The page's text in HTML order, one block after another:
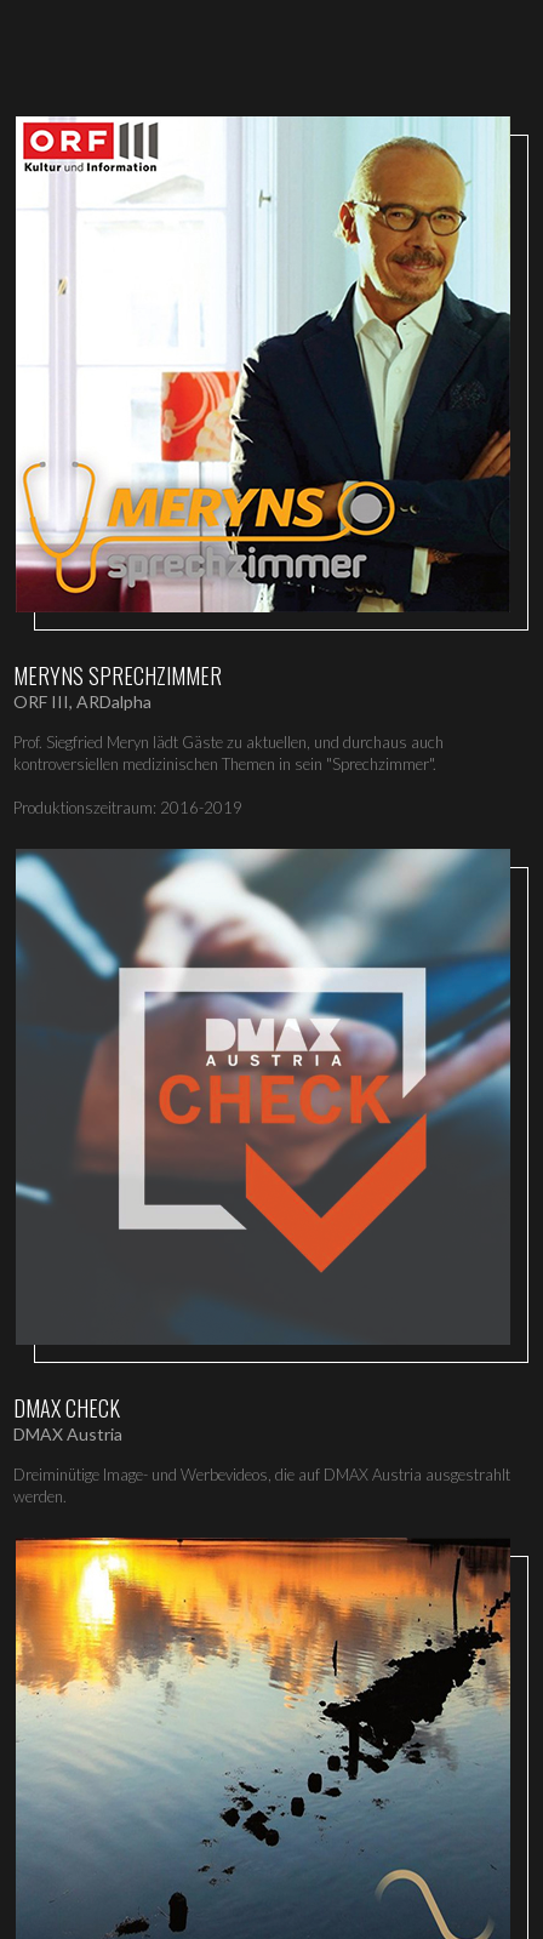
MERYNS SPRECHZIMMER
ORF III, ARDalpha
Prof. Siegfried Meryn lädt Gäste zu aktuellen, und durchaus auch
kontroversiellen medizinischen Themen in sein "Sprechzimmer".
Produktionszeitraum: 2016-2019
DMAX CHECK
DMAX Austria
Dreiminütige Image- und Werbevideos, die auf DMAX Austria ausgestrahlt
werden.